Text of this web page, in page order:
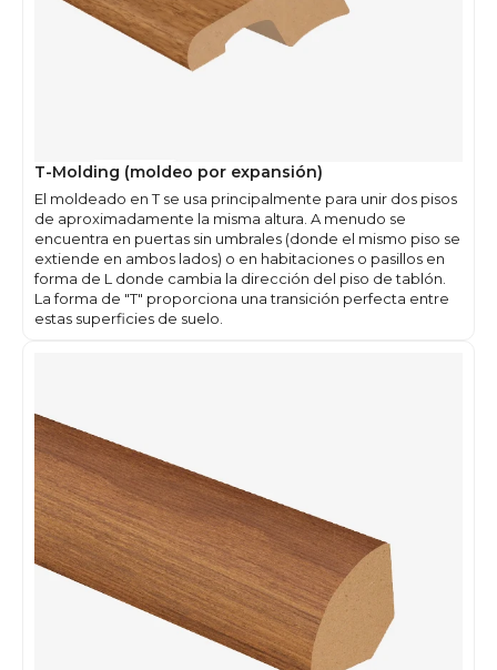
T-Molding (moldeo por expansión)
El moldeado en T se usa principalmente para unir dos pisos
de aproximadamente la misma altura. A menudo se
encuentra en puertas sin umbrales (donde el mismo piso se
extiende en ambos lados) o en habitaciones o pasillos en
forma de L donde cambia la dirección del piso de tablón.
La forma de "T" proporciona una transición perfecta entre
estas superficies de suelo.